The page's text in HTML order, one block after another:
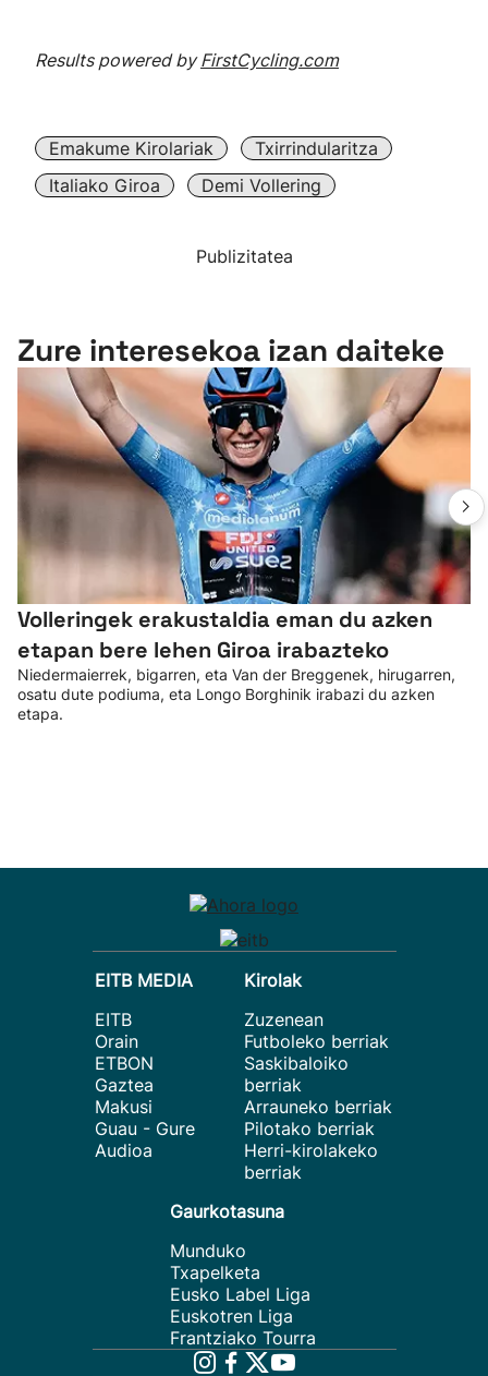
Results powered byFirstCycling.com
Emakume Kirolariak
Txirrindularitza
Italiako Giroa
Demi Vollering
Publizitatea
Zure interesekoa izan daiteke
Volleringek erakustaldia eman du azken
etapan bere lehen Giroa irabazteko
Niedermaierrek, bigarren, eta Van der Breggenek, hirugarren,
osatu dute podiuma, eta Longo Borghinik irabazi du azken
etapa.
EITB MEDIA
EITB
Orain
ETBON
Gaztea
Makusi
Guau - Gure
Audioa
Kirolak
Zuzenean
Futboleko berriak
Saskibaloiko
berriak
Arrauneko berriak
Pilotako berriak
Herri-kirolakeko
berriak
Gaurkotasuna
Munduko
Txapelketa
Eusko Label Liga
Euskotren Liga
Frantziako Tourra